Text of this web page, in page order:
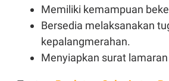
Memiliki kemampuan
Bersedia melaksanakan
kepalangmerahan.
Menyiapkan surat